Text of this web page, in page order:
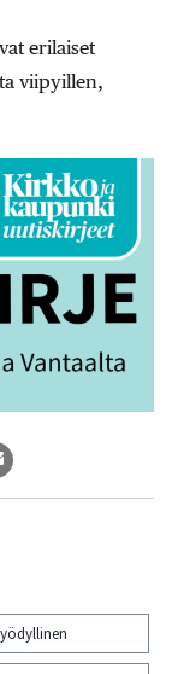
erilaiset
viipyillen,